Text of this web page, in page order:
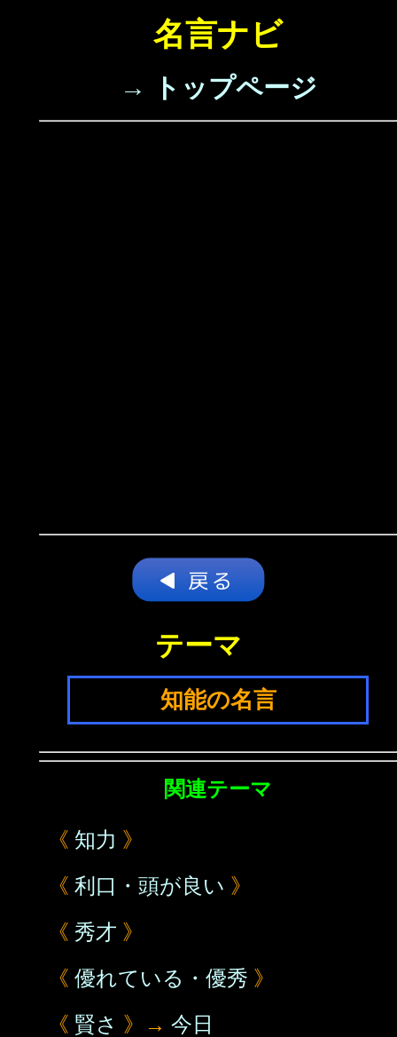
名言ナビ
→ トップページ
テーマ
知能の名言
関連テーマ
《 知力 》
《 利口・頭が良い 》
《 秀才 》
《 優れている・優秀 》
《 賢さ 》→ 今日